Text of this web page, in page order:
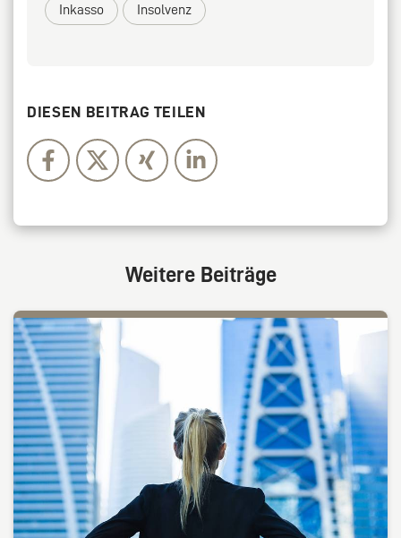
Inkasso Insolvenz
DIESEN BEITRAG TEILEN
Weitere Beiträge